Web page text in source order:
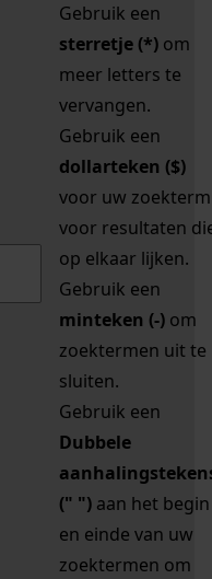
Gebruik een
sterretje (*) om
meer letters te
vervangen.
Gebruik een
dollarteken ($)
voor uw zoekterm
voor resultaten
op elkaar lijken.
Gebruik een
minteken (-) om
zoektermen uit te
sluiten.
Gebruik een
Dubbele
(" ") aan het begin
en einde van uw
zoektermen om